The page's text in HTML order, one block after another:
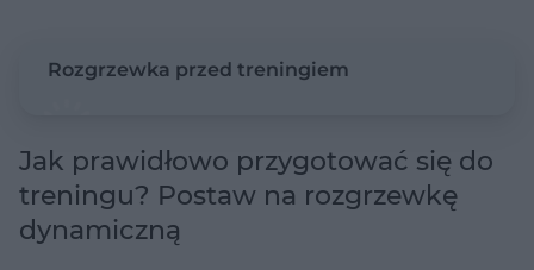
Rozgrzewka przed treningiem
Jak prawidłowo przygotować się do
treningu? Postaw na rozgrzewkę
dynamiczną